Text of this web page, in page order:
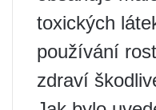
toxických
používání
zdraví